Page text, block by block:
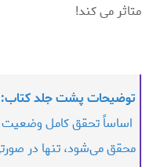
متاثر می کند!
توضیحات پشت جلد کتاب:
اساساً تحقق کامل
محقق می‌شود، تنها در